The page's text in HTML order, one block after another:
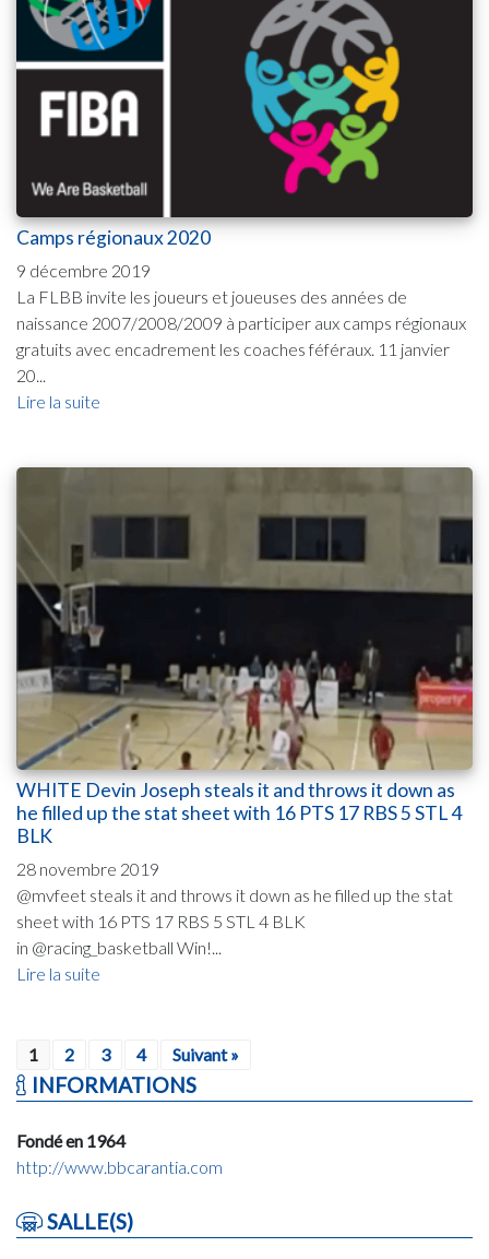
Camps régionaux 2020
9 décembre 2019
La FLBB invite les joueurs et joueuses des années de
naissance 2007/2008/2009 à participer aux camps régionaux
gratuits avec encadrement les coaches féféraux. 11 janvier
20...
Lire la suite
WHITE Devin Joseph steals it and throws it down as
he filled up the stat sheet with 16 PTS 17 RBS 5 STL 4
BLK
28 novembre 2019
@mvfeet steals it and throws it down as he filled up the stat
sheet with 16 PTS 17 RBS 5 STL 4 BLK
in @racing_basketball Win!...
Lire la suite
1 2 3 4 Suivant »
INFORMATIONS
Fondé en 1964
http://www.bbcarantia.com
SALLE(S)